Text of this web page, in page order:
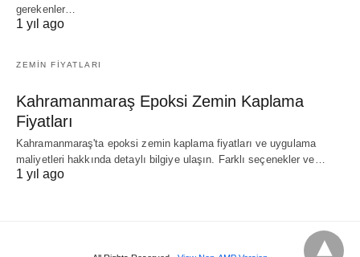
gerekenler…
1 yıl ago
ZEMIN FIYATLARI
Kahramanmaraş Epoksi Zemin Kaplama
Fiyatları
Kahramanmaraş'ta epoksi zemin kaplama fiyatları ve uygulama
maliyetleri hakkında detaylı bilgiye ulaşın. Farklı seçenekler ve…
1 yıl ago